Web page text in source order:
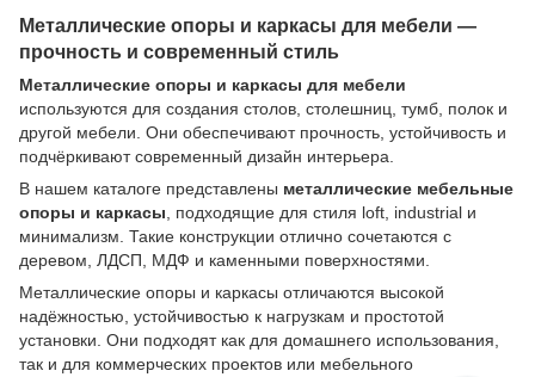
Металлические опоры и каркасы для мебели —
прочность и современный стиль
Металлические опоры и каркасы для мебели
используются для создания столов, столешниц, тумб, полок и
другой мебели. Они обеспечивают прочность, устойчивость и
подчёркивают современный дизайн интерьера.
В нашем каталоге представлены металлические мебельные
опоры и каркасы , подходящие для стиля loft, industrial и
минимализм. Такие конструкции отлично сочетаются с
деревом, ЛДСП, МДФ и каменными поверхностями.
Металлические опоры и каркасы отличаются высокой
надёжностью, устойчивостью к нагрузкам и простотой
установки. Они подходят как для домашнего использования,
так и для коммерческих проектов или мебельного